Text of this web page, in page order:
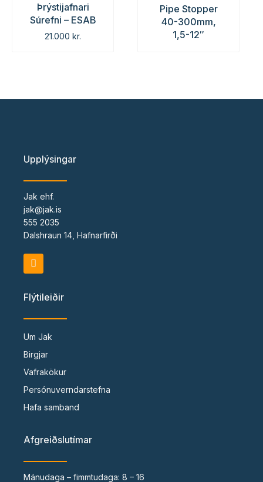
Þrýstijafnari
Súrefni – ESAB
21.000 kr.
Pipe Stopper
40-300mm,
1,5-12″
Upplýsingar
Jak ehf.
jak@jak.is
555 2035
Dalshraun 14, Hafnarfirði
F
a
c
b
o
Flýtileiðir
Um Jak
Birgjar
Vafrakökur
Persónuverndarstefna
Hafa samband
Afgreiðslutímar
Mánudaga – fimmtudaga: 8 – 16